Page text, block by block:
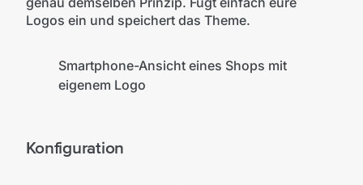
Logos ein und speichert das Theme.
Smartphone-Ansicht eines Shops mit
eigenem Logo
Konfiguration